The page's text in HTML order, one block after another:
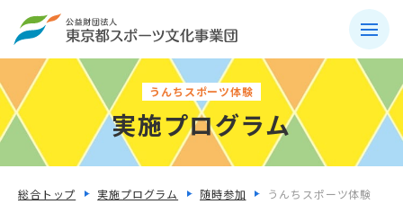
うんちスポーツ体験
実施プログラム
総合トップ 実施プログラム 随時参加 うんちスポーツ体験